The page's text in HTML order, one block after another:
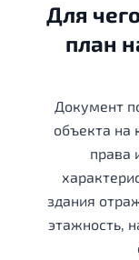
Для
план
Документ
объекта на
права
здания
этажность,